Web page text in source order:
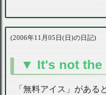
2006年11月05日(日)の日記
It's not
「無料アイス」がある